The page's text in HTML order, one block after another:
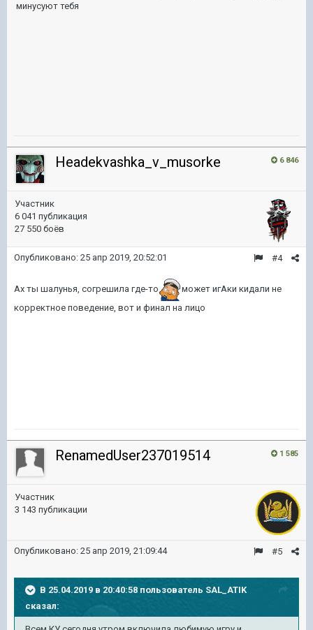
минусуют тебя
6 846
Headekvashka_v_musorke
Участник
6 041 публикация
27 550 боёв
#4
Опубликовано: 25 апр 2019, 20:52:01
Ах ты шалунья, согрешила где-то
может игАки кидали не
корректное поведение, вот и финал на лицо
1 585
RenamedUser237019514
Участник
3 143 публикации
#5
Опубликовано: 25 апр 2019, 21:09:44
В 25.04.2019 в 20:40:58 пользователь SAL_ATIK
сказал: